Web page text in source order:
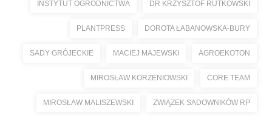
INSTYTUT OGRODNICTWA DR KRZYSZTOF RUTKOWSKI
PLANTPRESS DOROTA ŁABANOWSKA-BURY
SADY GRÓJECKIE MACIEJ MAJEWSKI AGROEKOTON
MIROSŁAW KORZENIOWSKI CORE TEAM
MIROSŁAW MALISZEWSKI ZWIĄZEK SADOWNIKÓW RP